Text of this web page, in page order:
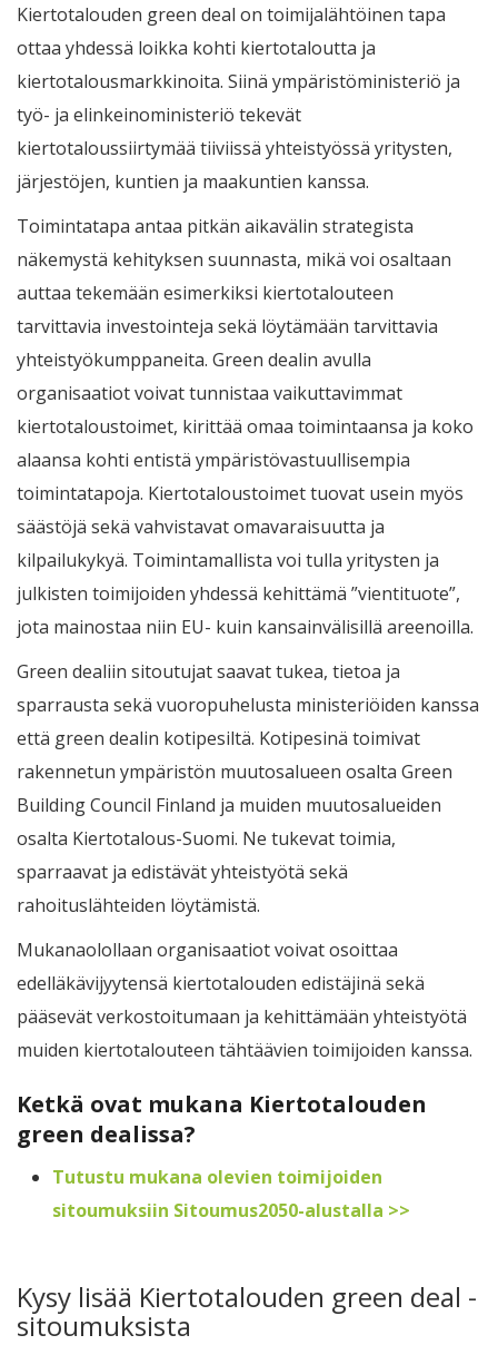
Kiertotalouden green deal on toimijalähtöinen tapa
ottaa yhdessä loikka kohti kiertotaloutta ja
kiertotalousmarkkinoita. Siinä ympäristöministeriö ja
työ- ja elinkeinoministeriö tekevät
kiertotaloussiirtymää tiiviissä yhteistyössä yritysten,
järjestöjen, kuntien ja maakuntien kanssa.
Toimintatapa antaa pitkän aikavälin strategista
näkemystä kehityksen suunnasta, mikä voi osaltaan
auttaa tekemään esimerkiksi kiertotalouteen
tarvittavia investointeja sekä löytämään tarvittavia
yhteistyökumppaneita. Green dealin avulla
organisaatiot voivat tunnistaa vaikuttavimmat
kiertotaloustoimet, kirittää omaa toimintaansa ja koko
alaansa kohti entistä ympäristövastuullisempia
toimintatapoja. Kiertotaloustoimet tuovat usein myös
säästöjä sekä vahvistavat omavaraisuutta ja
kilpailukykyä. Toimintamallista voi tulla yritysten ja
julkisten toimijoiden yhdessä kehittämä ”vientituote”,
jota mainostaa niin EU- kuin kansainvälisillä areenoilla.
Green dealiin sitoutujat saavat tukea, tietoa ja
sparrausta sekä vuoropuhelusta ministeriöiden kanssa
että green dealin kotipesiltä. Kotipesinä toimivat
rakennetun ympäristön muutosalueen osalta Green
Building Council Finland ja muiden muutosalueiden
osalta Kiertotalous-Suomi. Ne tukevat toimia,
sparraavat ja edistävät yhteistyötä sekä
rahoituslähteiden löytämistä.
Mukanaolollaan organisaatiot voivat osoittaa
edelläkävijyytensä kiertotalouden edistäjinä sekä
pääsevät verkostoitumaan ja kehittämään yhteistyötä
muiden kiertotalouteen tähtäävien toimijoiden kanssa.
Ketkä ovat mukana Kiertotalouden
green dealissa?
Tutustu mukana olevien toimijoiden
sitoumuksiin Sitoumus2050-alustalla >>
Kysy lisää Kiertotalouden green deal -
sitoumuksista